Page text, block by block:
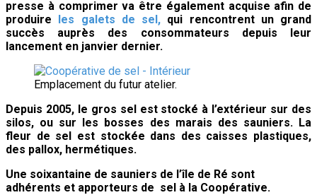
presse à comprimer va être également acquise afin de
produire les galets de sel, qui rencontrent un grand
succès auprès des consommateurs depuis leur
lancement en janvier dernier.
Emplacement du futur atelier.
Depuis 2005, le gros sel est stocké à l’extérieur sur des
silos, ou sur les bosses des marais des sauniers. La
fleur de sel est stockée dans des caisses plastiques,
des pallox, hermétiques.
Une soixantaine de sauniers de l’île de Ré sont
adhérents et apporteurs de sel à la Coopérative.